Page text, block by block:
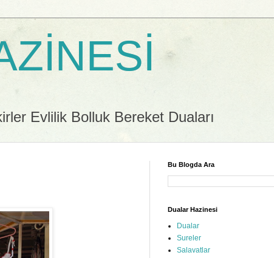
Evlilik Bolluk Bereket Duaları
Bu Blogda Ara
Dualar Hazinesi
Dualar
Sureler
Salavatlar